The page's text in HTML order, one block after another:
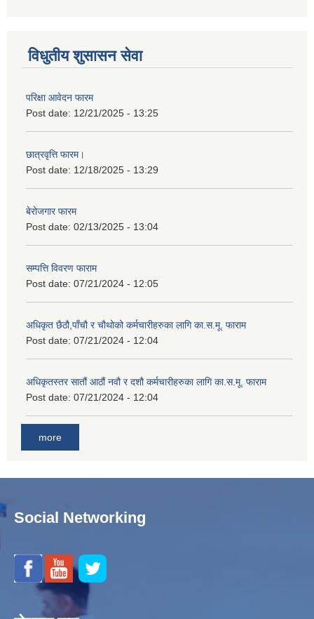
विधुतीय शुसासन सेवा
परिक्षा आवेदन फारम
Post date: 12/21/2025 - 13:25
छात्रवृत्ति फारम।
Post date: 12/18/2025 - 13:29
बेरोजगार फारम
Post date: 02/13/2025 - 13:04
सम्पत्ति विवरण फाराम
Post date: 07/21/2024 - 12:05
अधिकृत छैठौ,पाँचौ र चौथोको कर्मचारीहरुका लागि का.स.मू. फाराम
Post date: 07/21/2024 - 12:04
अधिकृतस्तर सातौं आठौं नवौ र दशौ कर्मचारीहरुका लागि का.स.मू. फाराम
Post date: 07/21/2024 - 12:04
more
Social Networking